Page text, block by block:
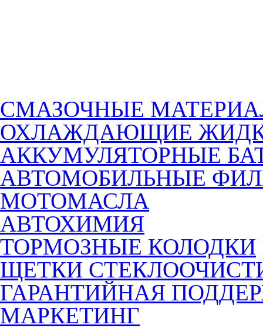
СМАЗОЧНЫЕ
ОХЛАЖДАЮЩИЕ
АККУМУЛЯТОРНЫЕ
АВТОМОБИЛЬНЫЕ
МОТОМАСЛА
АВТОХИМИЯ
ТОРМОЗНЫЕ КОЛОДКИ
ЩЕТКИ
ГАРАНТИЙНАЯ
МАРКЕТИНГ